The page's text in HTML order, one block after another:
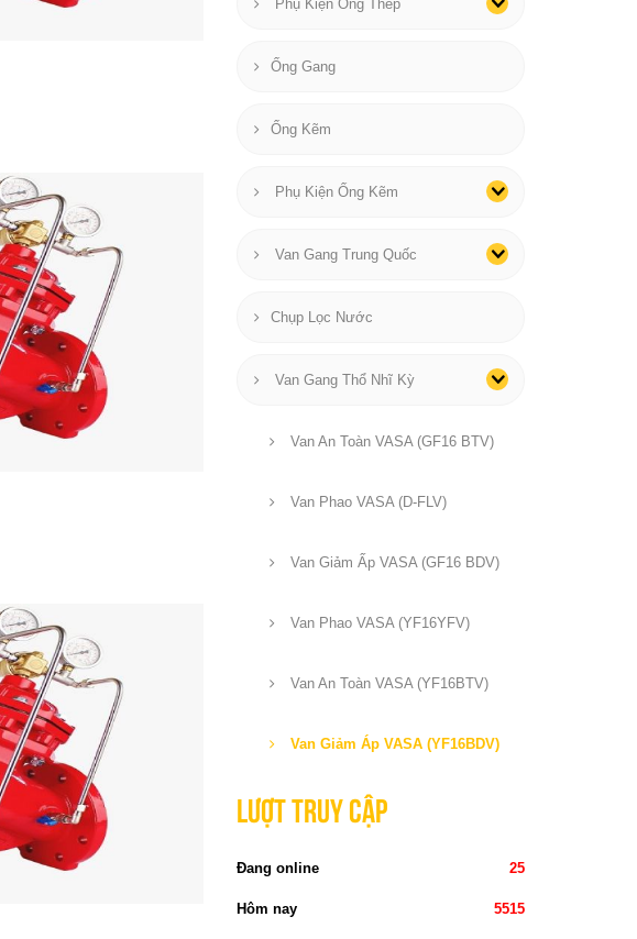
Phụ Kiện Ống Thép
Ống Gang
Ống Kẽm
Phụ Kiện Ống Kẽm
Van Gang Trung Quốc
Chụp Lọc Nước
Van Gang Thổ Nhĩ Kỳ
Van An Toàn VASA (GF16 BTV)
Van Phao VASA (D-FLV)
Van Giảm Ấp VASA (GF16 BDV)
Van Phao VASA (YF16YFV)
Van An Toàn VASA (YF16BTV)
Van Giảm Áp VASA (YF16BDV)
Lượt truy cập
Đang online 25
Hôm nay 5515